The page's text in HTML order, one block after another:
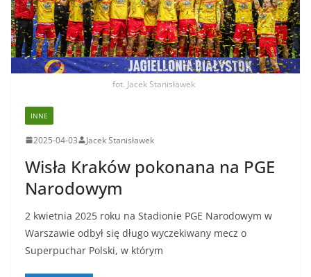
fot. Jacek Stanisławek
INNE
2025-04-03 Jacek Stanisławek
Wisła Kraków pokonana na PGE
Narodowym
2 kwietnia 2025 roku na Stadionie PGE Narodowym w
Warszawie odbył się długo wyczekiwany mecz o
Superpuchar Polski, w którym